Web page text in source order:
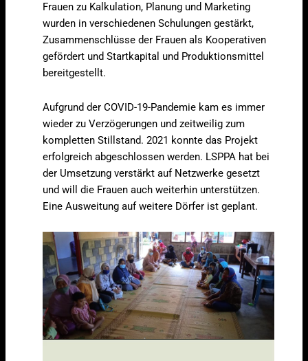
Frauen zu Kalkulation, Planung und Marketing
wurden in verschiedenen Schulungen gestärkt,
Zusammenschlüsse der Frauen als Kooperativen
gefördert und Startkapital und Produktionsmittel
bereitgestellt.
Aufgrund der COVID-19-Pandemie kam es immer
wieder zu Verzögerungen und zeitweilig zum
kompletten Stillstand. 2021 konnte das Projekt
erfolgreich abgeschlossen werden. LSPPA hat bei
der Umsetzung verstärkt auf Netzwerke gesetzt
und will die Frauen auch weiterhin unterstützen.
Eine Ausweitung auf weitere Dörfer ist geplant.